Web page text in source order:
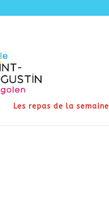
Les repas de la semaine